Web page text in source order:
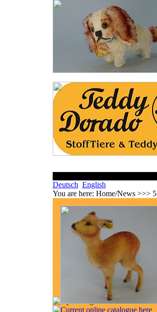
Deutsch English
You are here: Home/News >>>